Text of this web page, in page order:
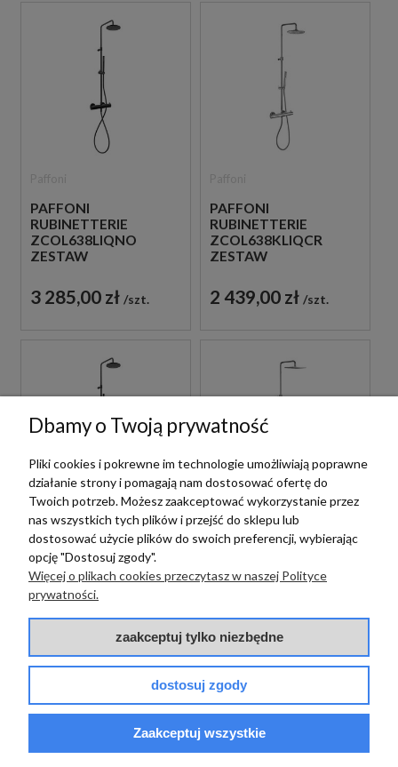
PAFFONI
RUBINETTERIE
ZCOL638LIQNO
ZESTAW
TERMOSTATYCZNY
ŚCIENNY CZARNY
3 285,00 zł szt.
PAFFONI
RUBINETTERIE
ZCOL638KLIQCR
ZESTAW
TERMOSTATYCZNY
ŚCIENNY CHROM
2 439,00 zł szt.
Paffoni
PAFFONI
RUBINETTERIE
ZCOL638KLIQNO
ZESTAW
ŚCIENNY CZARNY
3 815,00 zł szt.
Paffoni
PAFFONI
ZCOL641LIQCR
ŚCIENNY CHROM
2 335,00 zł
Dbamy o Twoją prywatność
Pliki cookies i pokrewne im technologie umożliwiają poprawne
działanie strony i pomagają nam dostosować ofertę do
Twoich potrzeb. Możesz zaakceptować wykorzystanie przez
nas wszystkich tych plików i przejść do sklepu lub
dostosować użycie plików do swoich preferencji, wybierając
opcję "Dostosuj zgody".
Więcej o plikach cookies przeczytasz w naszej Polityce
prywatności.
zaakceptuj tylko niezbędne
dostosuj zgody
Zaakceptuj wszystkie